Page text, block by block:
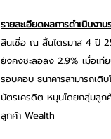
รายละเอียดผลการดำเนินงา
สินเชื่อ ณ สิ้นไตรมาส 4 ปี
ยังคงชะลอลง 2.9% เมื่อเที
รอบคอบ ธนาคารสามารถเติ
บัตรเครดิต หนุนโดยกลุ่มลูก
ลูกค้า Wealth